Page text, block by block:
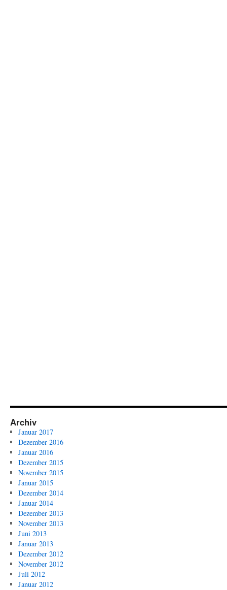
Archiv
Januar 2017
Dezember 2016
Januar 2016
Dezember 2015
November 2015
Januar 2015
Dezember 2014
Januar 2014
Dezember 2013
November 2013
Juni 2013
Januar 2013
Dezember 2012
November 2012
Juli 2012
Januar 2012